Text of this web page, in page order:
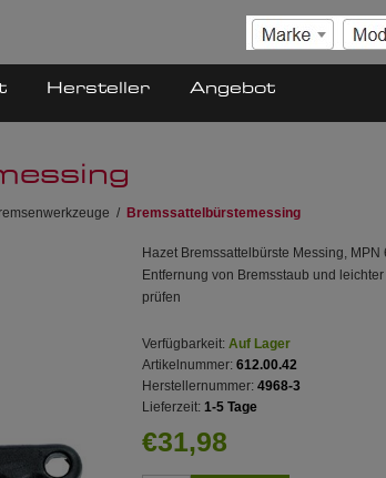
Hersteller Angebot
/ Bremssattelbürstemessing
Hazet Bremssattelbürste Messing,
Entfernung von Bremsstaub und
prüfen
Verfügbarkeit: Auf Lager
Artikelnummer: 612.00.42
Herstellernummer: 4968-3
Lieferzeit: 1-5 Tage
€31,98